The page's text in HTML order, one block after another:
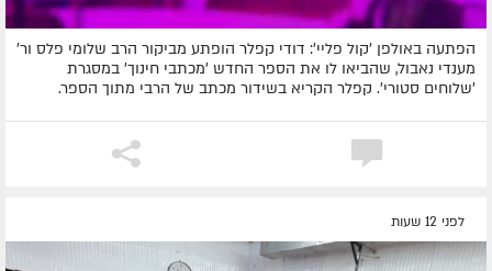
הפתעה באולפן 'קול פליי': דודי קפלר הופתע מביקור הרב שלומי פלס ור'
מענדי נאבול, שהביאו לו את הספר החדש 'מכתבי חינוך' במסגרת
'שלוחים סטורי'. קפלר הקריא בשידור מכתב של הרבי מתוך הספר.
לפני 12 שעות